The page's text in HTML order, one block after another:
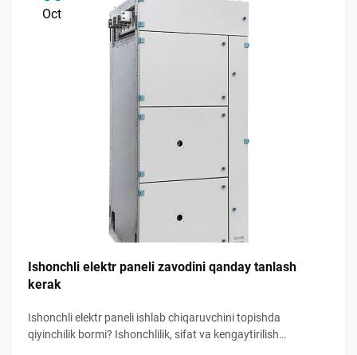
Oct
Ishonchli elektr paneli zavodini qanday tanlash
kerak
Ishonchli elektr paneli ishlab chiqaruvchini topishda
qiyinchilik bormi? Ishonchlilik, sifat va kengaytirilish